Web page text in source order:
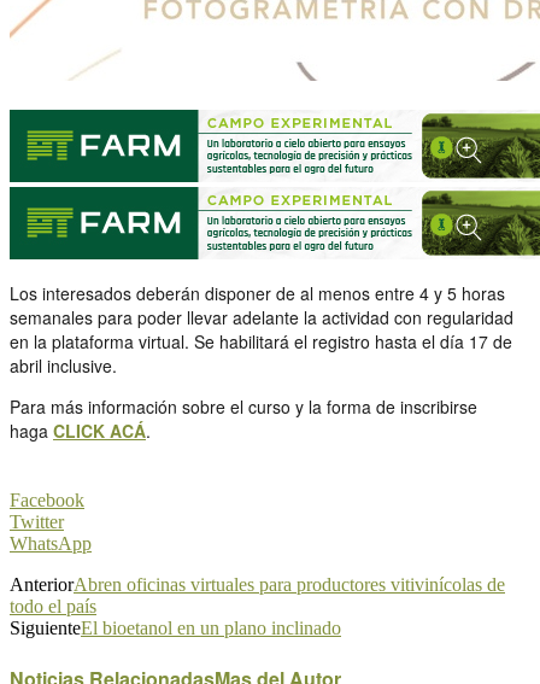
Los interesados deberán disponer de al menos entre 4 y 5 horas
semanales para poder llevar adelante la actividad con regularidad
en la plataforma virtual. Se habilitará el registro hasta el día 17 de
abril inclusive.
Para más información sobre el curso y la forma de inscribirse
haga CLICK ACÁ.
Facebook
Twitter
WhatsApp
AnteriorAbren oficinas virtuales para productores vitivinícolas de
todo el país
SiguienteEl bioetanol en un plano inclinado